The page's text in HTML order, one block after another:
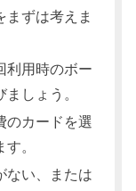
まずは考えま
利用時のボー
しょう。
のカードを選
。
ない、または